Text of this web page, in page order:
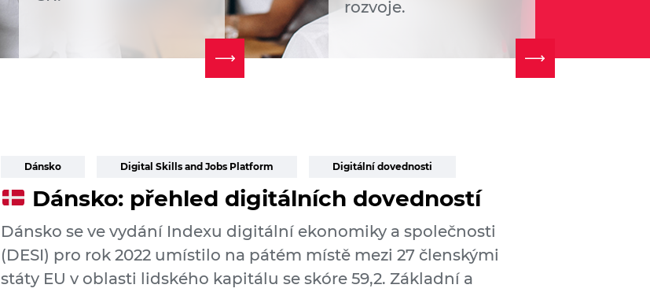
rozvoje.
Dánsko Digital Skills and Jobs Platform Digitální dovednosti
Dánsko: přehled digitálních dovedností
Dánsko se ve vydání Indexu digitální ekonomiky a společnosti
(DESI) pro rok 2022 umístilo na pátém místě mezi 27 členskými
státy EU v oblasti lidského kapitálu se skóre 59,2. Základní a